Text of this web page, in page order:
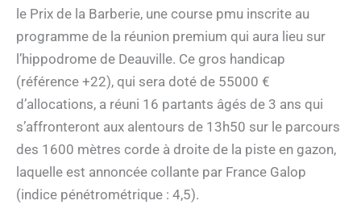
le Prix de la Barberie, une course pmu inscrite au
programme de la réunion premium qui aura lieu sur
l’hippodrome de Deauville. Ce gros handicap
(référence +22), qui sera doté de 55000 €
d’allocations, a réuni 16 partants âgés de 3 ans qui
s’affronteront aux alentours de 13h50 sur le parcours
des 1600 mètres corde à droite de la piste en gazon,
laquelle est annoncée collante par France Galop
(indice pénétrométrique : 4,5).